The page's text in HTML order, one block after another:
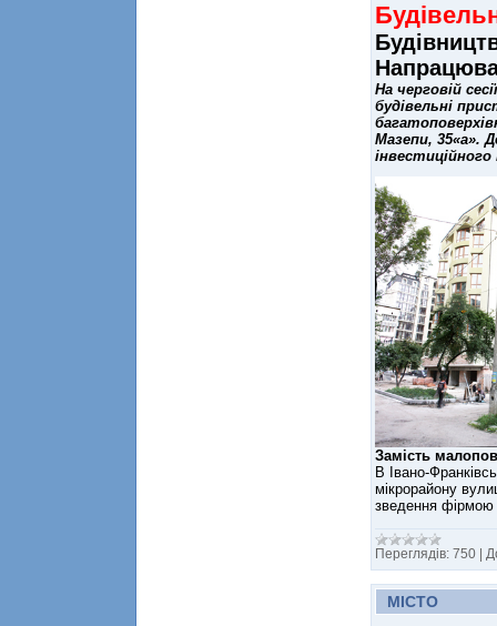
На черговій
будівельні
Мазепи, 35«а».
Замість
В Івано-
мікрорайону
зведення
Переглядів: 750 |
МІСТО